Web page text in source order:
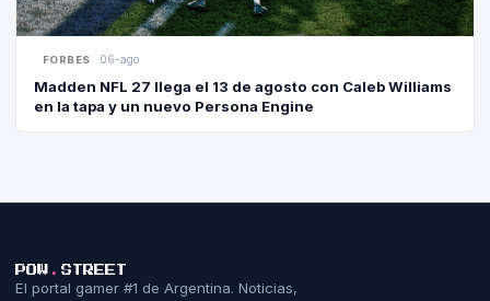
FORBES 06-ago
Madden NFL 27 llega el 13 de agosto con Caleb Williams
en la tapa y un nuevo Persona Engine
POW . STREET
El portal gamer #1 de Argentina. Noticias,